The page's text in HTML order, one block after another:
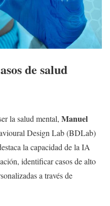
de salud
la salud mental, Manuel
Design Lab (BDLab)
la capacidad de la IA
identificar casos de alto
a través de